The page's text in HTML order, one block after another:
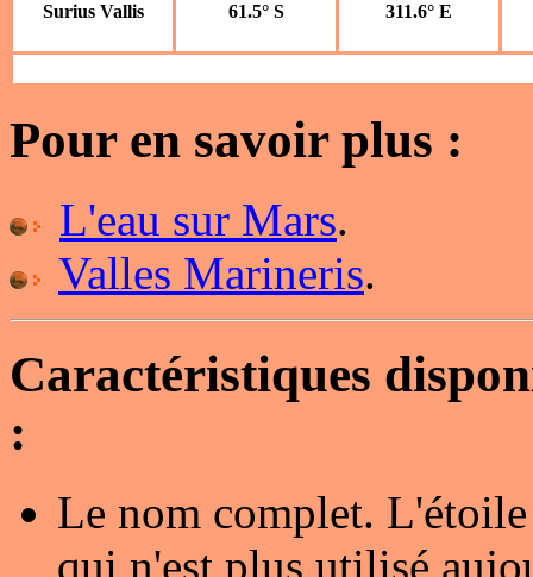
Surius Vallis 61.5° S 311.6° E
Pour en savoir plus :
L'eau sur Mars.
Valles Marineris.
Caractéristiques
:
Le nom complet.
qui n'est plus utilisé